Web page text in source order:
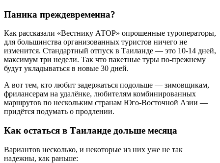
Паника преждевременна?
Как рассказали «Вестнику АТОР» опрошенные туроператоры,
для большинства организованных туристов ничего не
изменится. Стандартный отпуск в Таиланде — это 10-14 дней,
максимум три недели. Так что пакетные туры по-прежнему
будут укладываться в новые 30 дней.
А вот тем, кто любит задержаться подольше — зимовщикам,
фрилансерам на удалёнке, любителям комбинированных
маршрутов по нескольким странам Юго-Восточной Азии —
придётся подумать о продлении.
Как остаться в Таиланде дольше месяца
Вариантов несколько, и некоторые из них уже не так
надежны, как раньше: